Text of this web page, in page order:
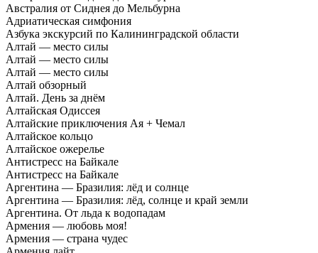
Австралия от Сиднея до Мельбурна
Адриатическая симфония
Азбука экскурсий по Калининградской области
Алтай — место силы
Алтай — место силы
Алтай — место силы
Алтай обзорный
Алтай. День за днём
Алтайская Одиссея
Алтайские приключения Ая + Чемал
Алтайское кольцо
Алтайское ожерелье
Антистресс на Байкале
Антистресс на Байкале
Аргентина — Бразилия: лёд и солнце
Аргентина — Бразилия: лёд, солнце и край земли
Аргентина. От льда к водопадам
Армения — любовь моя!
Армения — страна чудес